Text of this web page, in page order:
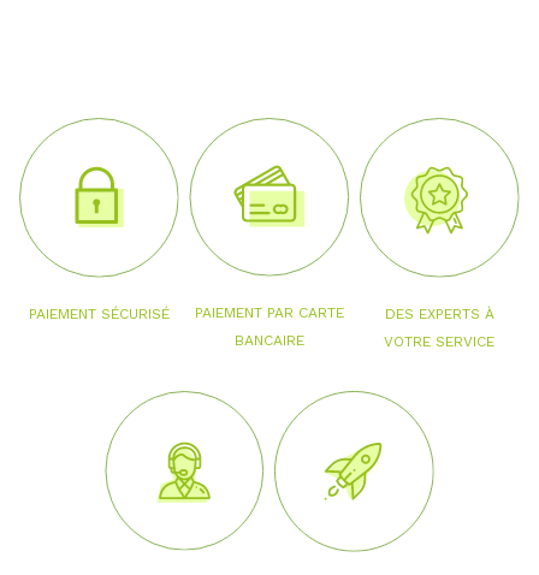
PAIEMENT SÉCURISÉ
PAIEMENT PAR CARTE
BANCAIRE
DES EXPERTS À
VOTRE SERVICE